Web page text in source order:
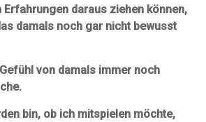
Erfahrungen daraus ziehen können,
damals noch gar nicht bewusst
von damals immer noch
bin, ob ich mitspielen möchte,